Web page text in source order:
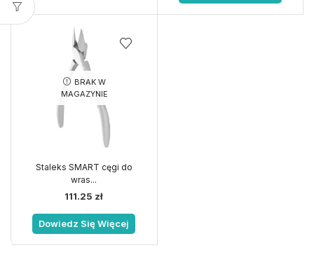
BRAK W
MAGAZYNIE
Staleks SMART cęgi do
wras...
111.25 zł
Dowiedz Się Więcej